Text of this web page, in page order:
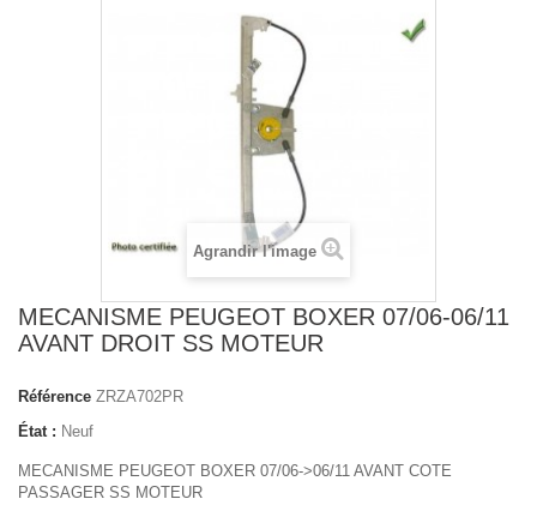
Agrandir l'image
MECANISME PEUGEOT BOXER 07/06-06/11
AVANT DROIT SS MOTEUR
Référence ZRZA702PR
État : Neuf
MECANISME PEUGEOT BOXER 07/06->06/11 AVANT COTE
PASSAGER SS MOTEUR